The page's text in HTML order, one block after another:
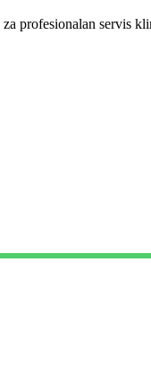
profesionalan servis